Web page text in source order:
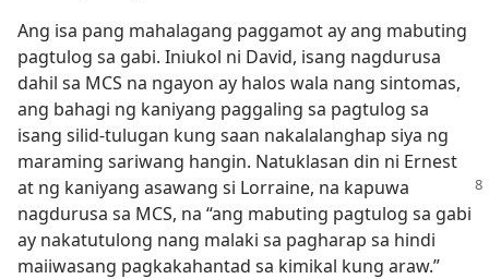
Ang isa pang mahalagang paggamot ay ang mabuting
pagtulog sa gabi. Iniukol ni David, isang nagdurusa
dahil sa MCS na ngayon ay halos wala nang sintomas,
ang bahagi ng kaniyang paggaling sa pagtulog sa
isang silid-tulugan kung saan nakalalanghap siya ng
maraming sariwang hangin. Natuklasan din ni Ernest
at ng kaniyang asawang si Lorraine, na kapuwa
nagdurusa sa MCS, na “ang mabuting pagtulog sa gabi
ay nakatutulong nang malaki sa pagharap sa hindi
maiiwasang pagkakahantad sa kimikal kung araw.”